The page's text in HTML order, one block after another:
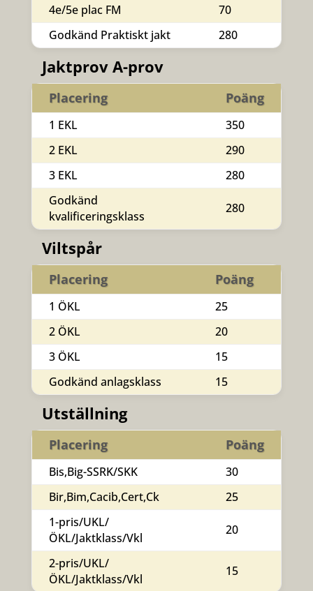
4e/5e plac FM
70
Godkänd Praktiskt jakt
280
Jaktprov A-prov
Placering Poäng
1 EKL
350
2 EKL
290
3 EKL
280
Godkänd
kvalificeringsklass
280
Viltspår
Placering Poäng
1 ÖKL
25
2 ÖKL
20
3 ÖKL
15
Godkänd anlagsklass
15
Utställning
Placering Poäng
Bis,Big-SSRK/SKK
30
Bir,Bim,Cacib,Cert,Ck
25
1-pris/UKL/
ÖKL/Jaktklass/Vkl
20
2-pris/UKL/
ÖKL/Jaktklass/Vkl
15